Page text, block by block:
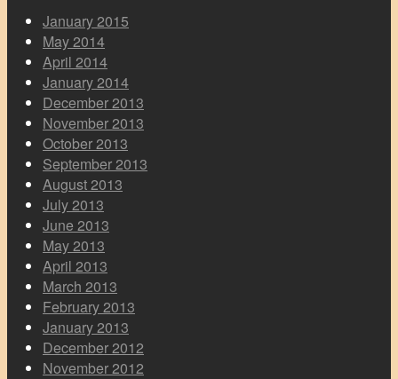
January 2015
May 2014
April 2014
January 2014
December 2013
November 2013
October 2013
September 2013
August 2013
July 2013
June 2013
May 2013
April 2013
March 2013
February 2013
January 2013
December 2012
November 2012